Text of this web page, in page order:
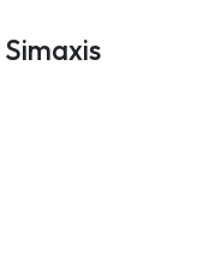
Simaxis